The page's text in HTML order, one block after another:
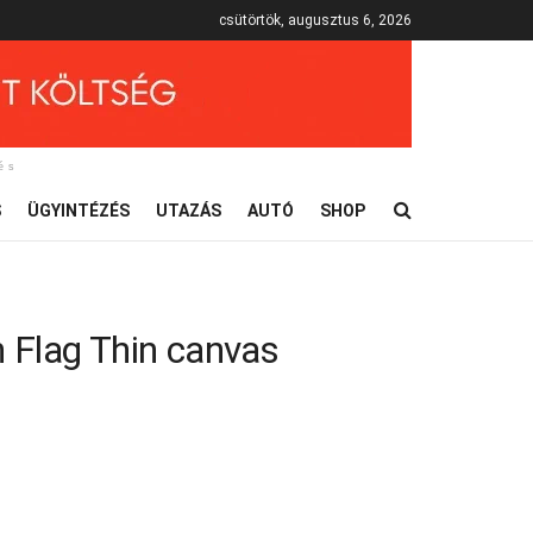
csütörtök, augusztus 6, 2026
ÜGYINTÉZÉS UTAZÁS AUTÓ SHOP
Thin canvas